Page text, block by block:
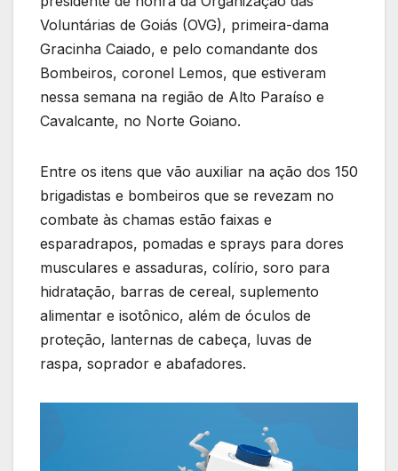
Voluntárias de Goiás (OVG), primeira-dama
Gracinha Caiado, e pelo comandante dos
Bombeiros, coronel Lemos, que estiveram
nessa semana na região de Alto Paraíso e
Cavalcante, no Norte Goiano.
Entre os itens que vão auxiliar na ação dos 150
brigadistas e bombeiros que se revezam no
combate às chamas estão faixas e
esparadrapos, pomadas e sprays para dores
musculares e assaduras, colírio, soro para
hidratação, barras de cereal, suplemento
alimentar e isotônico, além de óculos de
proteção, lanternas de cabeça, luvas de
raspa, soprador e abafadores.